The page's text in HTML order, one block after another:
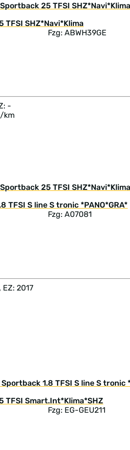
25 TFSI SHZ*Navi*Klima
Fzg: ABWH39GE
-
km
25 TFSI SHZ*Navi*Klima
Fzg: A07081
2017
1.8 TFSI S line S tronic
Fzg: EG-GEU211